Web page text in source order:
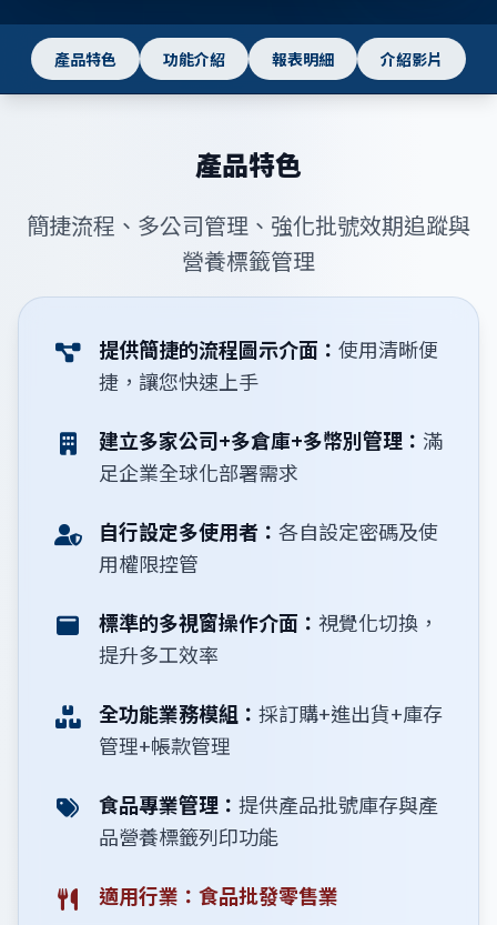
產品特色 功能介紹 報表明細 介紹影片
產品特色
簡捷流程、多公司管理、強化批號效期追蹤與
營養標籤管理
提供簡捷的流程圖示介面： 使用清晰便
捷，讓您快速上手
建立多家公司+多倉庫+多幣別管理： 滿
足企業全球化部署需求
自行設定多使用者： 各自設定密碼及使
用權限控管
標準的多視窗操作介面： 視覺化切換，
提升多工效率
全功能業務模組： 採訂購+進出貨+庫存
管理+帳款管理
食品專業管理： 提供產品批號庫存與產
品營養標籤列印功能
適用行業：食品批發零售業